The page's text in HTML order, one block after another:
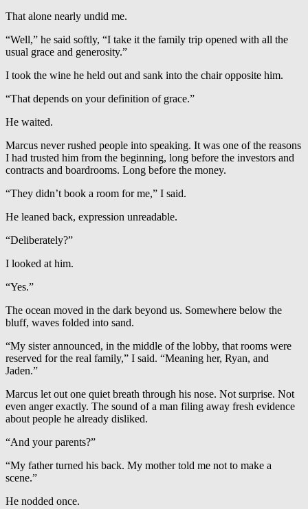
That alone nearly undid me.
“Well,” he said softly, “I take it the family trip opened with all the
usual grace and generosity.”
I took the wine he held out and sank into the chair opposite him.
“That depends on your definition of grace.”
He waited.
Marcus never rushed people into speaking. It was one of the reasons
I had trusted him from the beginning, long before the investors and
contracts and boardrooms. Long before the money.
“They didn’t book a room for me,” I said.
He leaned back, expression unreadable.
“Deliberately?”
I looked at him.
“Yes.”
The ocean moved in the dark beyond us. Somewhere below the
bluff, waves folded into sand.
“My sister announced, in the middle of the lobby, that rooms were
reserved for the real family,” I said. “Meaning her, Ryan, and
Jaden.”
Marcus let out one quiet breath through his nose. Not surprise. Not
even anger exactly. The sound of a man filing away fresh evidence
about people he already disliked.
“And your parents?”
“My father turned his back. My mother told me not to make a
scene.”
He nodded once.